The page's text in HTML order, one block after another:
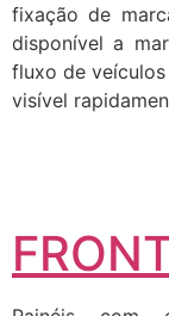
fixação de
disponível a
fluxo de
visível